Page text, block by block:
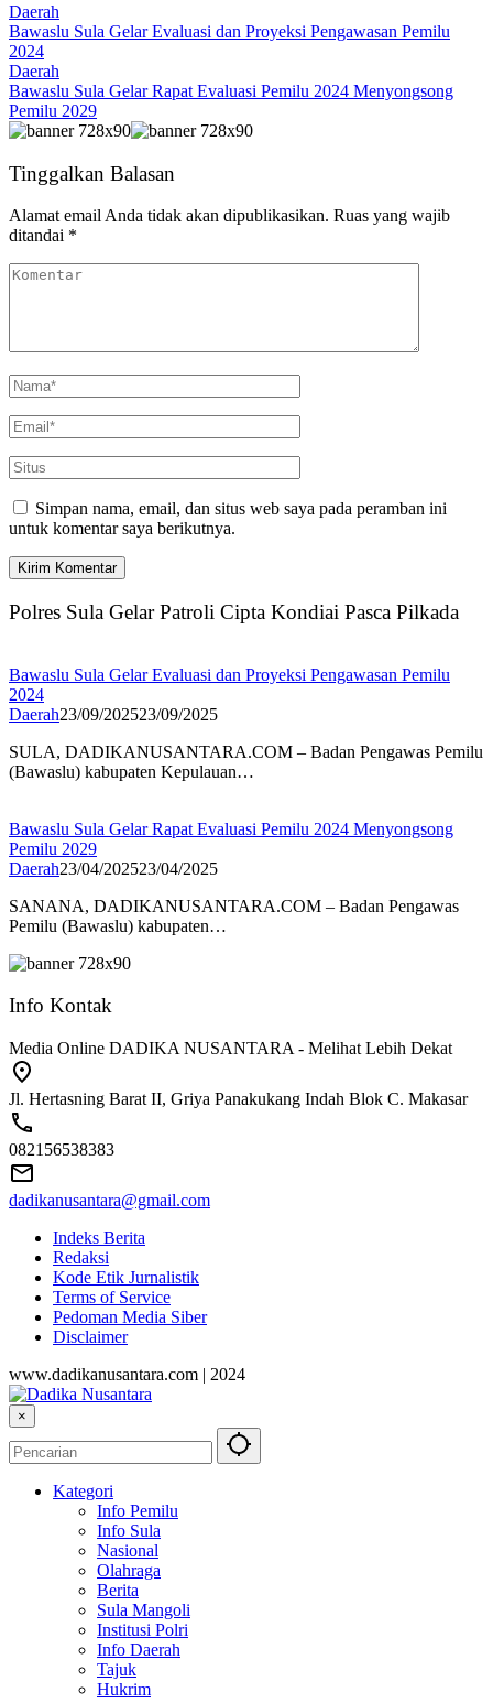
Daerah
Bawaslu Sula Gelar Evaluasi dan Proyeksi Pengawasan Pemilu
2024
Daerah
Bawaslu Sula Gelar Rapat Evaluasi Pemilu 2024 Menyongsong
Pemilu 2029
Tinggalkan Balasan
Alamat email Anda tidak akan dipublikasikan. Ruas yang wajib
ditandai *
Simpan nama, email, dan situs web saya pada peramban ini
untuk komentar saya berikutnya.
Polres Sula Gelar Patroli Cipta Kondiai Pasca Pilkada
Bawaslu Sula Gelar Evaluasi dan Proyeksi Pengawasan Pemilu
2024
Daerah23/09/202523/09/2025
SULA, DADIKANUSANTARA.COM – Badan Pengawas Pemilu
(Bawaslu) kabupaten Kepulauan…
Bawaslu Sula Gelar Rapat Evaluasi Pemilu 2024 Menyongsong
Pemilu 2029
Daerah23/04/202523/04/2025
SANANA, DADIKANUSANTARA.COM – Badan Pengawas
Pemilu (Bawaslu) kabupaten…
Info Kontak
Media Online DADIKA NUSANTARA - Melihat Lebih Dekat
Jl. Hertasning Barat II, Griya Panakukang Indah Blok C. Makasar
082156538383
dadikanusantara@gmail.com
Indeks Berita
Redaksi
Kode Etik Jurnalistik
Terms of Service
Pedoman Media Siber
Disclaimer
www.dadikanusantara.com | 2024
×
Kategori
Info Pemilu
Info Sula
Nasional
Olahraga
Berita
Sula Mangoli
Institusi Polri
Info Daerah
Tajuk
Hukrim